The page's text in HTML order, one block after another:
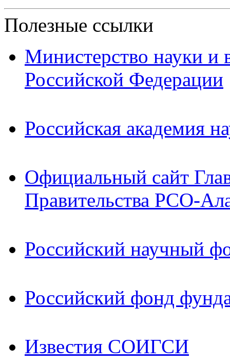
Полезные ссылки
Министерство науки и
Российской Федерации
Российская академия
Официальный сайт
Правительства РСО-
Российский научный
Российский фонд
Известия СОИГСИ